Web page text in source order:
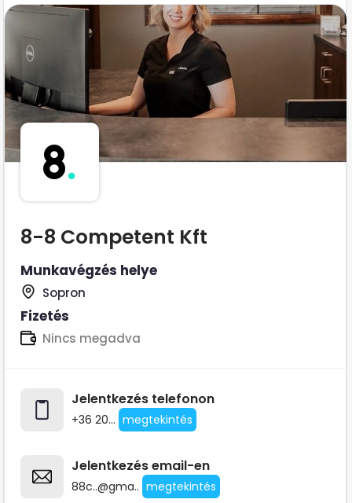
8.
8-8 Competent Kft
Munkavégzés helye
Sopron
Fizetés
Nincs megadva
Jelentkezés telefonon
+36 20... megtekintés
Jelentkezés email-en
88c..@gma.. megtekintés